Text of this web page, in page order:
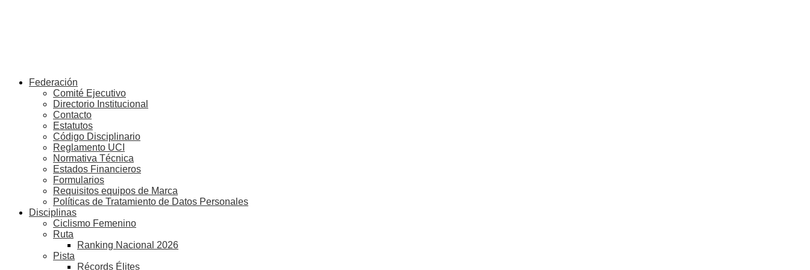
Federación
Comité Ejecutivo
Directorio Institucional
Contacto
Estatutos
Código Disciplinario
Reglamento UCI
Normativa Técnica
Estados Financieros
Formularios
Requisitos equipos de Marca
Políticas de Tratamiento de Datos Personales
Disciplinas
Ciclismo Femenino
Ruta
Ranking Nacional 2026
Pista
Récords Élites